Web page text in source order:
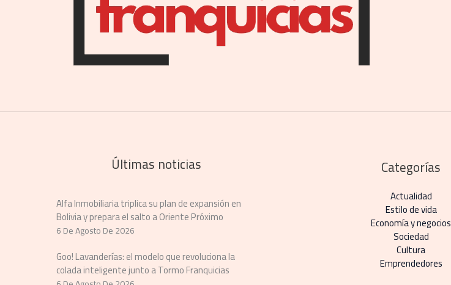
Últimas noticias
Alfa Inmobiliaria triplica su plan de expansión en
Bolivia y prepara el salto a Oriente Próximo
6 De Agosto De 2026
Goo! Lavanderías: el modelo que revoluciona la
colada inteligente junto a Tormo Franquicias
Categorías
Actualidad
Estilo de vida
Economía y negocios​
Sociedad
Cultura
Emprendedores